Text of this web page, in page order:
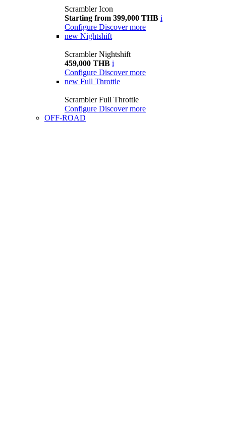
Scrambler Icon
Starting from 399,000 THB i
Configure Discover more
new Nightshift
Scrambler Nightshift
459,000 THB i
Configure Discover more
new Full Throttle
Scrambler Full Throttle
Configure Discover more
OFF-ROAD